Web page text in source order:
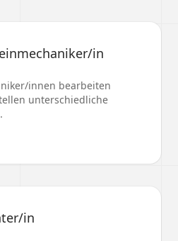
in
innen bearbeiten
unterschiedliche
in